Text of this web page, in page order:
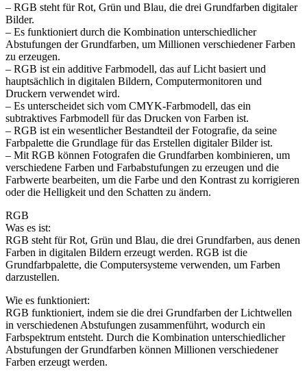
– RGB steht für Rot, Grün und Blau, die drei Grundfarben digitaler
Bilder.
– Es funktioniert durch die Kombination unterschiedlicher
Abstufungen der Grundfarben, um Millionen verschiedener Farben
zu erzeugen.
– RGB ist ein additive Farbmodell, das auf Licht basiert und
hauptsächlich in digitalen Bildern, Computermonitoren und
Druckern verwendet wird.
– Es unterscheidet sich vom CMYK-Farbmodell, das ein
subtraktives Farbmodell für das Drucken von Farben ist.
– RGB ist ein wesentlicher Bestandteil der Fotografie, da seine
Farbpalette die Grundlage für das Erstellen digitaler Bilder ist.
– Mit RGB können Fotografen die Grundfarben kombinieren, um
verschiedene Farben und Farbabstufungen zu erzeugen und die
Farbwerte bearbeiten, um die Farbe und den Kontrast zu korrigieren
oder die Helligkeit und den Schatten zu ändern.
RGB
Was es ist:
RGB steht für Rot, Grün und Blau, die drei Grundfarben, aus denen
Farben in digitalen Bildern erzeugt werden. RGB ist die
Grundfarbpalette, die Computersysteme verwenden, um Farben
darzustellen.
Wie es funktioniert:
RGB funktioniert, indem sie die drei Grundfarben der Lichtwellen
in verschiedenen Abstufungen zusammenführt, wodurch ein
Farbspektrum entsteht. Durch die Kombination unterschiedlicher
Abstufungen der Grundfarben können Millionen verschiedener
Farben erzeugt werden.